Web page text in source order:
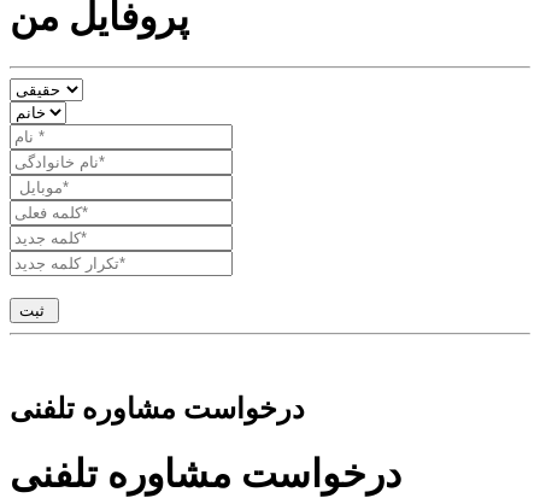
پروفایل من
درخواست مشاوره تلفنی
درخواست مشاوره تلفنی